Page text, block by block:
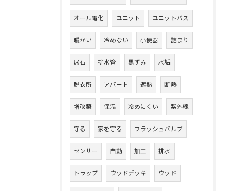
オール電化 ユニット ユニットバス
暖かい 冷めない 小便器 詰まり
尿石 排水管 黒ずみ 水垢
脱衣所 アパート 遮熱 断熱
増改築 保温 冷めにくい 紫外線
守る 家を守る フラッシュバルブ
センサー 自動 加工 排水
トラップ ウッドデッキ ウッド